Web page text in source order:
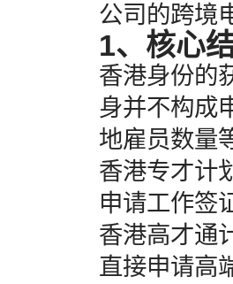
公司的跨境
1、核心
香港身份的
身并不构成
地雇员数量
香港专才计
申请工作签
香港高才通
直接申请高